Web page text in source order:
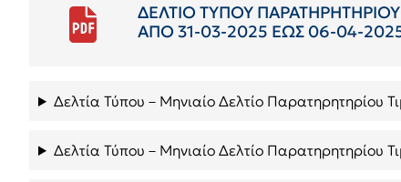
ΔΕΛΤΙΟ ΤΥΠΟΥ
ΑΠΟ 31-03-2025 ΕΩΣ 06-04-
Δελτία Τύπου – Μηνιαίο Δελτίο Παρατηρητηρίου
Δελτία Τύπου – Μηνιαίο Δελτίο Παρατηρητηρίου